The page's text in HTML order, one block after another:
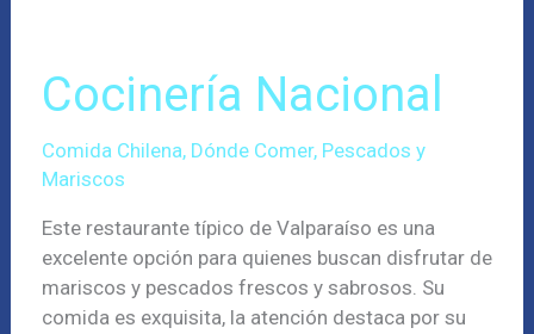
Cocinería Nacional
Comida Chilena, Dónde Comer, Pescados y
Mariscos
Este restaurante típico de Valparaíso es una
excelente opción para quienes buscan disfrutar de
mariscos y pescados frescos y sabrosos. Su
comida es exquisita, la atención destaca por su